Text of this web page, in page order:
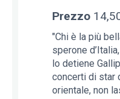
Prezzo
"Chi è la più
sperone
lo detiene
concerti di star
orientale, non